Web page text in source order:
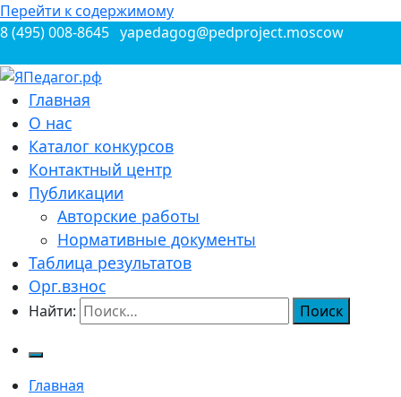
Перейти к содержимому
8 (495) 008-8645 yapedagog@pedproject.moscow
ЯПедагог.рф
Всероссийские конкурсы для педагогов
Главная
О нас
Каталог конкурсов
Контактный центр
Публикации
Авторские работы
Нормативные документы
Таблица результатов
Орг.взнос
Найти:
Главная